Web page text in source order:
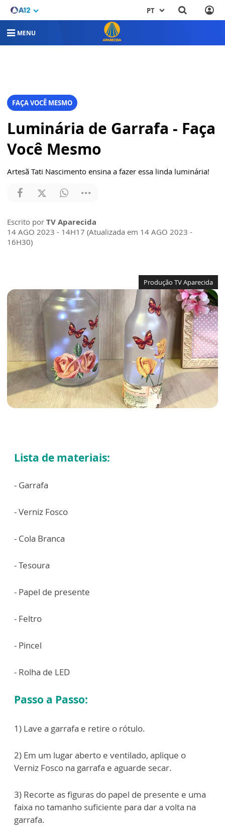
PT
MENU
FAÇA VOCÊ MESMO
Luminária de Garrafa - Faça
Você Mesmo
Artesã Tati Nascimento ensina a fazer essa linda luminária!
Escrito por TV Aparecida
14 AGO 2023 - 14H17 (Atualizada em 14 AGO 2023 -
16H30)
Produção TV Aparecida
Lista de materiais:
- Garrafa
- Verniz Fosco
- Cola Branca
- Tesoura
- Papel de presente
- Feltro
- Pincel
- Rolha de LED
Passo a Passo:
1) Lave a garrafa e retire o rótulo.
2) Em um lugar aberto e ventilado, aplique o
Verniz Fosco na garrafa e aguarde secar.
3) Recorte as figuras do papel de presente e uma
faixa no tamanho suficiente para dar a volta na
garrafa.